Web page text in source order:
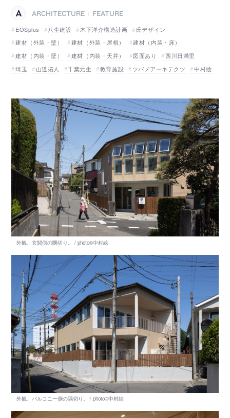
ARCHITECTURE
FEATURE
EOSplus
八生建設 木下洋介構造計画
氏デザイン
建材（外装・壁）
建材（外装・屋根）
建材（内装・床）
建材（内装・壁）
建材（内装・天井） 図面あり
西川日満里
埼玉
山道拓人 千葉元生 教育施設 ツバメアーキテクツ 中村絵